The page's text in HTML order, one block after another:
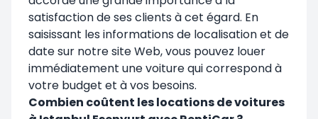
satisfaction de ses clients à cet égard. En
saisissant les informations de localisation et de
date sur notre site Web, vous pouvez louer
immédiatement une voiture qui correspond à
votre budget et à vos besoins.
Combien coûtent les locations de voitures